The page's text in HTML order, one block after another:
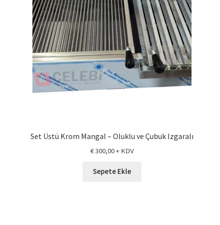
Set Üstü Krom Mangal – Oluklu ve Çubuk Izgaralı
€300,00+ KDV
Sepete Ekle